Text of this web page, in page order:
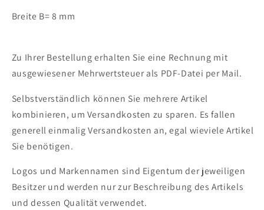
Breite B= 8 mm
Zu Ihrer Bestellung erhalten Sie eine Rechnung mit
ausgewiesener Mehrwertsteuer als PDF-Datei per Mail.
Selbstverständlich können Sie mehrere Artikel
kombinieren, um Versandkosten zu sparen. Es fallen
generell einmalig Versandkosten an, egal wieviele Artikel
Sie benötigen.
Logos und Markennamen sind Eigentum der jeweiligen
Besitzer und werden nur zur Beschreibung des Artikels
und dessen Qualität verwendet.